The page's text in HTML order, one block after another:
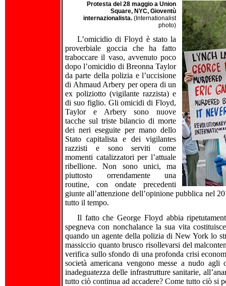
Protesta del 28 maggio a Union
Square, NYC, Gioventù
internazionalista. (Internationalist
photo)
L’omicidio di Floyd è stato la
proverbiale goccia che ha fatto
traboccare il vaso, avvenuto poco
dopo l’omicidio di Breonna Taylor
da parte della polizia e l’uccisione
di Ahmaud Arbery per opera di un
ex poliziotto (vigilante razzista) e
di suo figlio. Gli omicidi di Floyd,
Taylor e Arbery sono nuove
tacche sul triste bilancio di morte
dei neri eseguite per mano dello
Stato capitalista e dei vigilantes
razzisti e sono serviti come
momenti catalizzatori per l’attuale
ribellione. Non sono unici, ma
piuttosto orrendamente una
routine, con ondate precedenti
giunte all’attenzione dell’opinione pubblica nel
tutto il tempo.
Il fatto che George Floyd abbia
spegneva con nonchalance la sua vita
quando un agente della polizia di New York lo
massiccio quanto brusco risollevarsi del
verifica sullo sfondo di una profonda crisi
società americana vengono messe a nudo
inadeguatezza delle infrastrutture sanitarie,
tutto ciò continua ad accadere? Come tutto ciò si